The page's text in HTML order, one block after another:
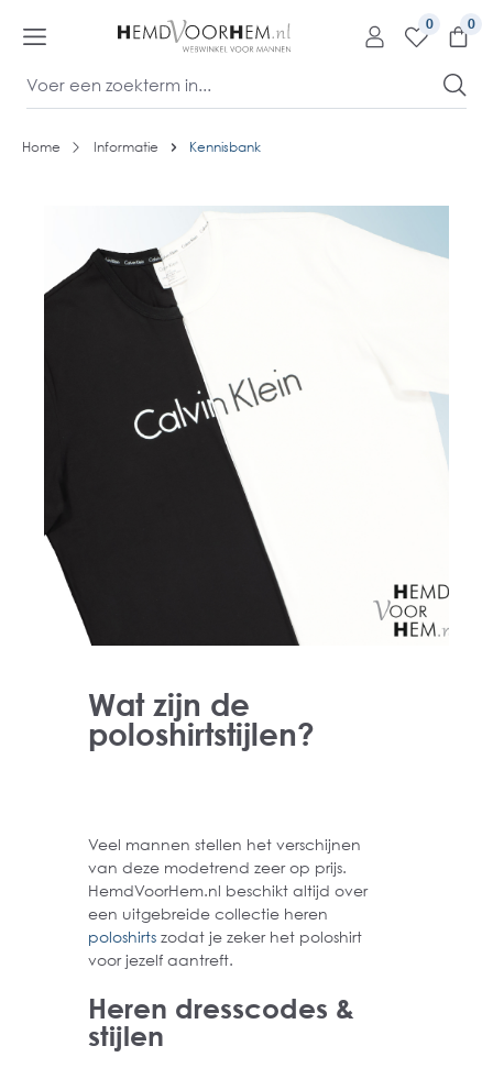
0
Home Informatie Kennisbank
Wat zijn de
poloshirtstijlen?
Veel mannen stellen het verschijnen
van deze modetrend zeer op prijs.
HemdVoorHem.nl beschikt altijd over
een uitgebreide collectie heren
poloshirts zodat je zeker het poloshirt
voor jezelf aantreft.
Heren dresscodes &
stijlen